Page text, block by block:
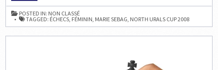
CUP
2008:
UNE
BELLE
TROISIÈME
POSTED IN: NON CLASSÉ
TAGGED: ÉCHECS FÉMININ MARIE SEBAG NORTH URALS CUP 2008